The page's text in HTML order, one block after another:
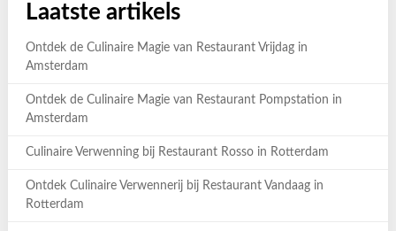
Laatste artikels
Ontdek de Culinaire Magie van Restaurant Vrijdag in
Amsterdam
Ontdek de Culinaire Magie van Restaurant Pompstation in
Amsterdam
Culinaire Verwenning bij Restaurant Rosso in Rotterdam
Ontdek Culinaire Verwennerij bij Restaurant Vandaag in
Rotterdam